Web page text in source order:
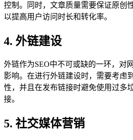
控制。同时，文章质量需要保证原创
以提高用户访问时长和转化率。
4. 外链建设
外链作为SEO中不可或缺的一环，对
影响。在进行外链建设时，需要考虑
性，并且在发布链接时避免使用过多
接。
5. 社交媒体营销